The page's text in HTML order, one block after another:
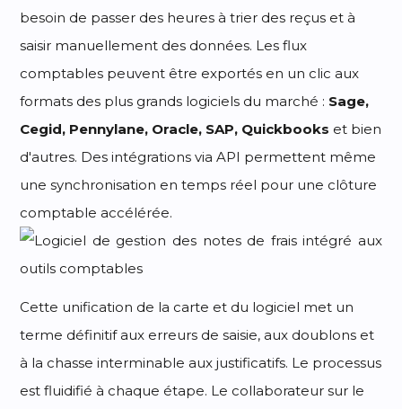
besoin de passer des heures à trier des reçus et à
saisir manuellement des données. Les flux
comptables peuvent être exportés en un clic aux
formats des plus grands logiciels du marché : Sage,
Cegid, Pennylane, Oracle, SAP, Quickbooks et bien
d'autres. Des intégrations via API permettent même
une synchronisation en temps réel pour une clôture
comptable accélérée.
Cette unification de la carte et du logiciel met un
terme définitif aux erreurs de saisie, aux doublons et
à la chasse interminable aux justificatifs. Le processus
est fluidifié à chaque étape. Le collaborateur sur le